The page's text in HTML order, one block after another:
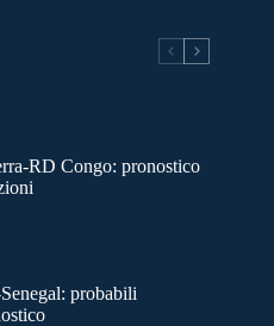
RD Congo: pronostico
probabili